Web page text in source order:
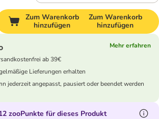
Zum Warenkorb
hinzufügen
Zum Warenkorb
hinzufügen
Mehr erfahren
ab 39€
Lieferungen erhalten
jederzeit angepasst, pausiert oder beendet werden
zooPunkte für dieses Produkt